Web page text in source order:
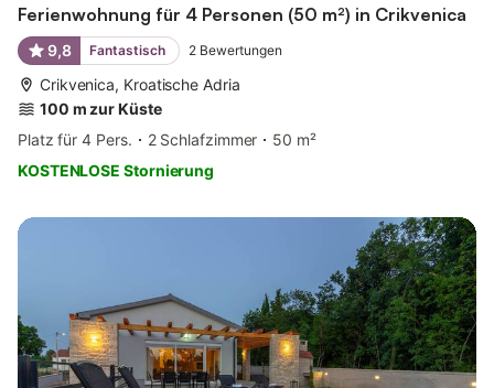
Ferienwohnung für 4 Personen (50 m²) in Crikvenica
9,8 Fantastisch 2 Bewertungen
Crikvenica, Kroatische Adria
100 m zur Küste
Platz für 4 Pers.
2 Schlafzimmer
50 m²
KOSTENLOSE Stornierung